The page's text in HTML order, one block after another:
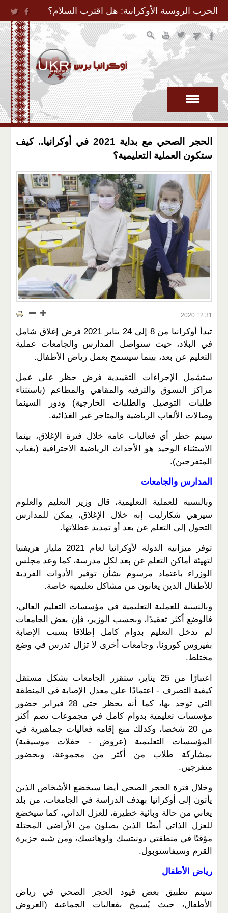
Jump to Navigation
الحرب الروسية الأوكرانية: هل اقترب السلام؟
الحجر الصحي مع بداية 2021 في أوكرانيا.. كيف
ستكون العملية التعليمية؟
2020.12.31
تبدأ أوكرانيا من 8 إلى 24 يناير 2021 فرض إغلاق شامل
في البلاد، حيث ستواصل المدارس والجامعات عملية
التعليم عن بعد، بينما سيسمح بعمل رياض الأطفال.
ستشمل الإجراءات التقييدية فرض حظر على عمل
مراكز التسوق والترفيه والمقاهي والمطاعم (باستثناء
طلبات التوصيل والطلبات الخارجية) ودور السينما
وصالات الألعاب الرياضية والمتاجر غير الغذائية.
سيتم حظر أي فعاليات عامة خلال فترة الإغلاق، بينما
الاستثناء الوحيد هو الأحداث الرياضية الاحترافية (بغياب
المتفرجين).
المدارس والجامعات
وبالنسبة للعملية التعليمية، قال وزير التعليم والعلوم
سيرهي شكارليت إنه خلال الإغلاق، يمكن للمدارس
التحول إلى التعلم عن بعد أو تمديد عطلاتها.
توفر ميزانية الدولة لأوكرانيا لعام 2021 مليار هريفنيا
لتهيئة أماكن التعلم عن بعد لكل مدرسة، كما وعد مجلس
الوزراء باعتماد مرسوم بشأن توفير الأدوات الفردية
للأطفال الذين يعانون من مشاكل تعليمية خاصة.
وبالنسبة للعملية التعليمية في مؤسسات التعليم العالي،
فالوضع أكثر تعقيدًا، وبحسب الوزير، فإن بعض الجامعات
لم تدخل التعليم بدوام كامل إطلاقا بسبب الإصابة
بفيروس كورونا، وجامعات أخرى لا تزال تدرس في وضع
مختلط.
اعتبارًا من 25 يناير، ستقرر الجامعات بشكل مستقل
كيفية التصرف - اعتمادًا على معدل الإصابة في المنطقة
التي توجد بها، كما أنه يحظر حتى 28 فبراير حضور
مؤسسات تعليمية بدوام كامل في مجموعات تضم أكثر
من 20 شخصا، وكذلك منع إقامة فعاليات جماهيرية في
المؤسسات التعليمية (عروض - حفلات موسيقية)
بمشاركة طلاب من أكثر من مجموعة، وبحضور
متفرجين.
وخلال فترة الحجر الصحي أيضا سيخضع الأشخاص الذين
يأتون إلى أوكرانيا بهدف الدراسة في الجامعات، من بلد
يعاني من حالة وبائية خطيرة، للعزل الذاتي، كما سيخضع
للعزل الذاتي أيضًا الذين يصلون من الأراضي المحتلة
مؤقتًا في منطقتي دونيتسك ولوهانسك، ومن شبه جزيرة
القرم وسيفاستوبول.
رياض الأطفال
سيتم تطبيق بعض قيود الحجر الصحي في رياض
الأطفال، حيث يُسمح بفعاليات الجماعية (العروض